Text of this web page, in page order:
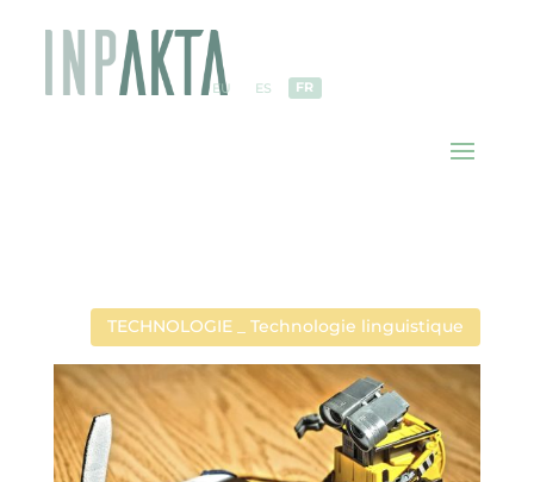
EU ES FR
TECHNOLOGIE _ Technologie linguistique